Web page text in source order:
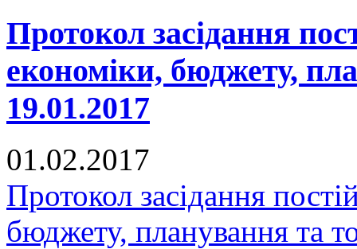
Протокол засідання
економіки, бюджету,
19.01.2017
01.02.2017
Протокол засідання
бюджету, планування та